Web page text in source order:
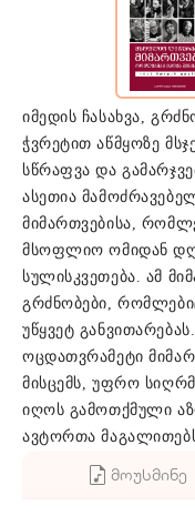
იმედის ჩასახვა,
ჭვრეტით აწმყოზე
სწრაფვა და
ასეთია
მიმართვებისა,
მსოფლიო ომიდან
სულისკვეთება. ამ
გრძნობები,
უწყვეტ
ოცდათვრამეტი
მისცემს, უფრო
იღოს გამოთქმული
ავტორთა
მოუსმინე